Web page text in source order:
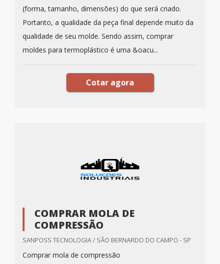
(forma, tamanho, dimensões) do que será criado.
Portanto, a qualidade da peça final depende muito da
qualidade de seu molde. Sendo assim, comprar
moldes para termoplástico é uma &oacu...
Cotar agora
COMPRAR MOLA DE
COMPRESSÃO
SANPOSS TECNOLOGIA / SÃO BERNARDO DO CAMPO - SP
Comprar mola de compressão